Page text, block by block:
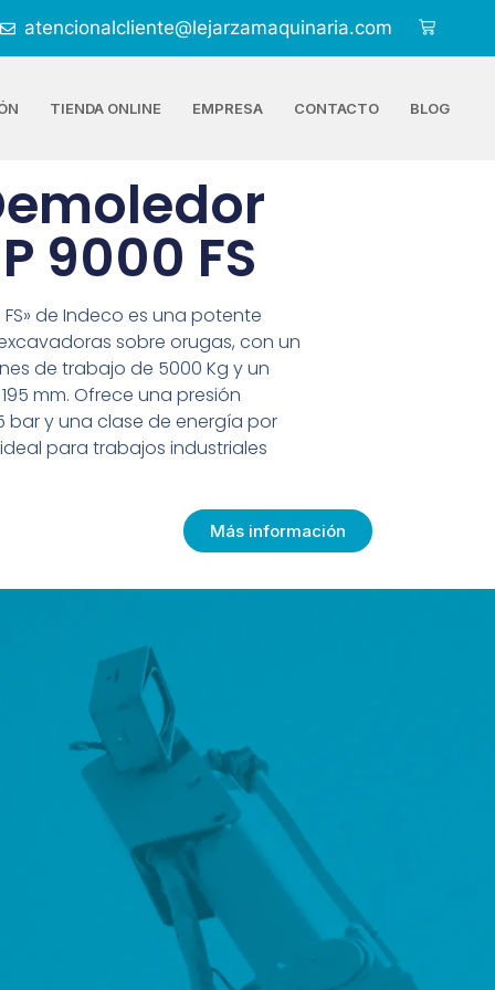
atencionalcliente@lejarzamaquinaria.com
TIENDA ONLINE EMPRESA CONTACTO BLOG
9000 FS
FS» de Indeco es una potente
sobre orugas, con un
de trabajo de 5000 Kg y un
mm. Ofrece una presión
bar y una clase de energía por
para trabajos industriales
Más información